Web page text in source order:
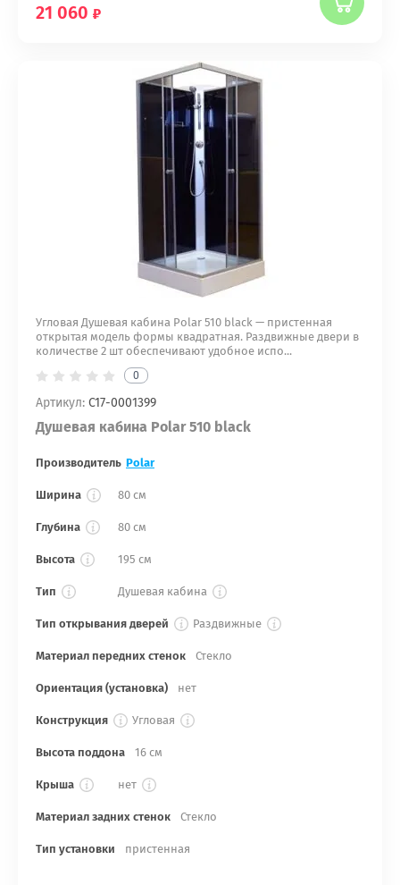
21 060
Угловая Душевая кабина Polar 510 black — пристенная
открытая модель формы квадратная. Раздвижные двери в
количестве 2 шт обеспечивают удобное испо...
0
Артикул: С17-0001399
Душевая кабина Polar 510 black
Производитель Polar
Ширина 80 см
Глубина 80 см
Высота 195 см
Тип Душевая кабина
Тип открывания дверей Раздвижные
Материал передних стенок Стекло
Ориентация (установка) нет
Конструкция Угловая
Высота поддона 16 см
Крыша нет
Материал задних стенок Стекло
Тип установки пристенная